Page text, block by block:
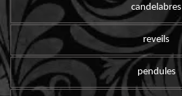
candelabres
reveils
pendules